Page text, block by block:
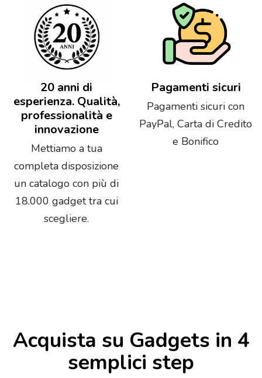
20 anni di
esperienza. Qualità,
professionalità e
innovazione
Mettiamo a tua
completa disposizione
un catalogo con più di
18.000 gadget tra cui
scegliere.
Pagamenti sicuri
Pagamenti sicuri con
PayPal, Carta di Credito
e Bonifico
Acquista su Gadgets in 4
semplici step